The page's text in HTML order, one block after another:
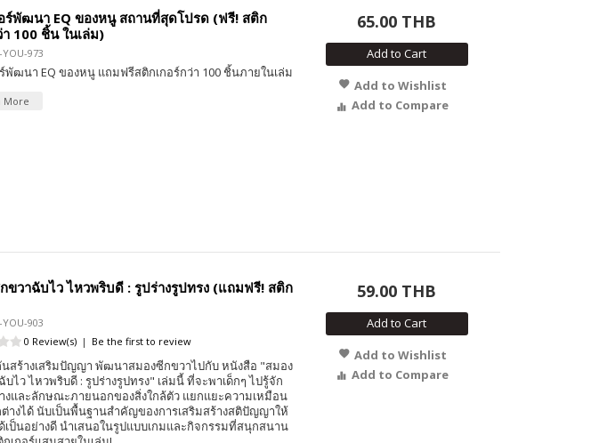
ร์พัฒนา EQ ของหนู สถานที่สุดโปรด (ฟรี! สติก
า 100 ชิ้น ในเล่ม)
973
พัฒนา EQ ของหนู แถมฟรีสติกเกอร์กว่า 100 ชิ้นภายในเล่ม
More
65.00 THB
Add to Cart
Add to Wishlist
Add to Compare
ขวาฉับไว ไหวพริบดี : รูปร่างรูปทรง (แถมฟรี! สติก
903
0 Review(s) | Be the first to review
สร้างเสริมปัญญา พัฒนาสมองซีกขวาไปกับ หนังสือ "สมอง
ไว ไหวพริบดี : รูปร่างรูปทรง" เล่มนี้ ที่จะพาเด็กๆ ไปรู้จัก
งและลักษณะภายนอกของสิ่งใกล้ตัว แยกแยะความเหมือน
างได้ นับเป็นพื้นฐานสำคัญของการเสริมสร้างสติปัญญาให้
เป็นอย่างดี นำเสนอในรูปแบบเกมและกิจกรรมที่สนุกสนาน
59.00 THB
Add to Cart
Add to Wishlist
Add to Compare